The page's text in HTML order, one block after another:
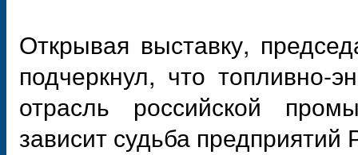
Открывая выставку,
подчеркнул, что топливно-
отрасль российской
зависит судьба предприятий